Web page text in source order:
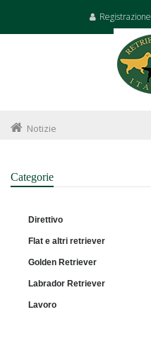
Registrazione
Notizie
Categorie
Direttivo
Flat e altri retriever
Golden Retriever
Labrador Retriever
Lavoro